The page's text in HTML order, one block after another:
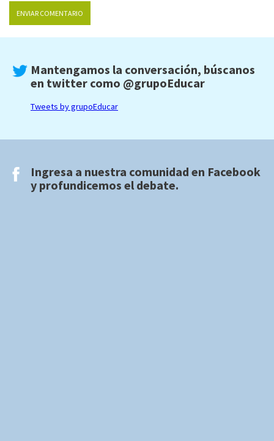
Mantengamos la conversación, búscanos
en twitter como @grupoEducar
Tweets by grupoEducar
Ingresa a nuestra comunidad en Facebook
y profundicemos el debate.